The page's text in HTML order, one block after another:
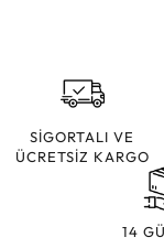
SİGORTALI VE
ÜCRETSİZ KARGO
14